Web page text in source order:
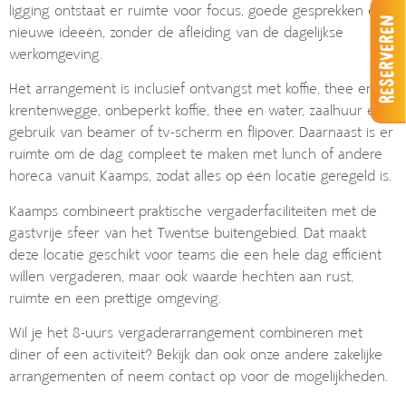
ligging ontstaat er ruimte voor focus, goede gesprekken en
nieuwe ideeën, zonder de afleiding van de dagelijkse
werkomgeving.
Het arrangement is inclusief ontvangst met koffie, thee en
krentenwegge, onbeperkt koffie, thee en water, zaalhuur en
gebruik van beamer of tv-scherm en flipover. Daarnaast is er
ruimte om de dag compleet te maken met lunch of andere
horeca vanuit Kaamps, zodat alles op één locatie geregeld is.
Kaamps combineert praktische vergaderfaciliteiten met de
gastvrije sfeer van het Twentse buitengebied. Dat maakt
deze locatie geschikt voor teams die een hele dag efficiënt
willen vergaderen, maar ook waarde hechten aan rust,
ruimte en een prettige omgeving.
Wil je het 8-uurs vergaderarrangement combineren met
diner of een activiteit? Bekijk dan ook onze andere zakelijke
arrangementen of neem contact op voor de mogelijkheden.
Reserveren